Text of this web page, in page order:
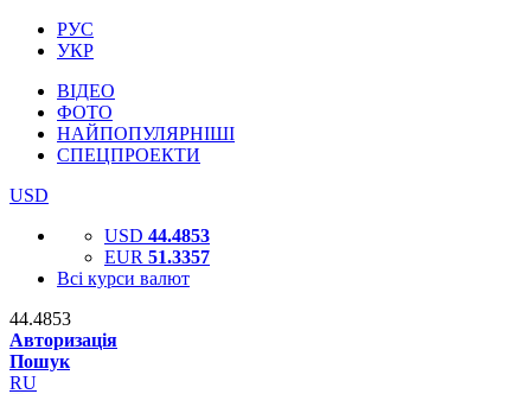
РУС
УКР
ВІДЕО
ФОТО
НАЙПОПУЛЯРНІШІ
СПЕЦПРОЕКТИ
USD
USD 44.4853
EUR 51.3357
Всі курси валют
44.4853
Авторизація
Пошук
RU